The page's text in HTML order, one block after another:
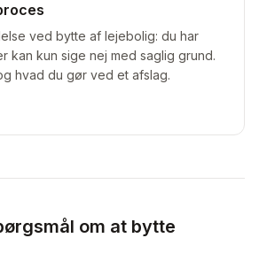
ved bytte af lejebolig: du har
kan kun sige nej med saglig grund.
hvad du gør ved et afslag.
om at bytte